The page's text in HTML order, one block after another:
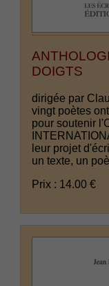
DOIGTS
dirigée par
vingt poètes
pour soutenir
leur projet
un texte, un
Prix : 14.00 €